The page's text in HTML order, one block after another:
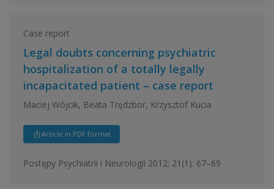
Case report
Legal doubts concerning psychiatric
hospitalization of a totally legally
incapacitated patient – case report
Maciej Wójcik, Beata Trędzbor, Krzysztof Kucia
Article in PDF format
Postępy Psychiatrii i Neurologii 2012; 21(1): 67–69